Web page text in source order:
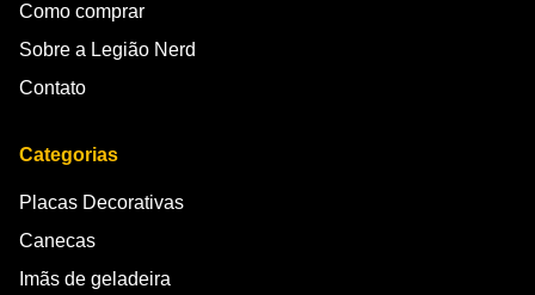
Como comprar
Sobre a Legião Nerd
Contato
Categorias
Placas Decorativas
Canecas
Imãs de geladeira